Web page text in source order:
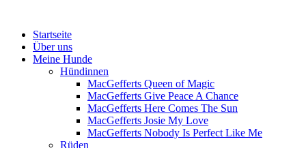
Menü
Zum
Inhalt
springen
Startseite
Über uns
Meine Hunde
Hündinnen
MacGefferts Queen of Magic
MacGefferts Give Peace A Chance
MacGefferts Here Comes The Sun
MacGefferts Josie My Love
MacGefferts Nobody Is Perfect Like Me
Rüden